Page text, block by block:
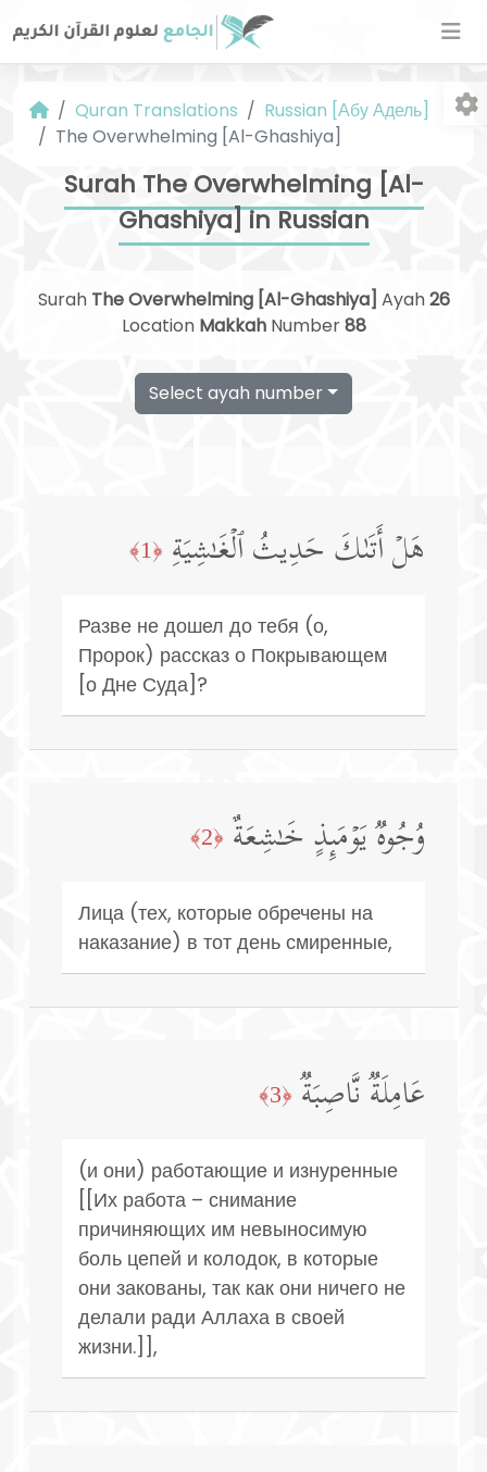
Quran Translations
Russian [Абу Адель]
The Overwhelming [Al-Ghashiya]
Surah The Overwhelming [Al-
Ghashiya] in Russian
Surah The Overwhelming [Al-Ghashiya] Ayah26
Location MakkahNumber88
Select ayah number
هَلۡ أَتَىٰكَ حَدِیثُ ٱلۡغَـٰشِیَةِ ﴿1﴾
Разве не дошел до тебя (о,
Пророк) рассказ о Покрывающем
[о Дне Суда]?
وُجُوهࣱ یَوۡمَىِٕذٍ خَـٰشِعَةٌ ﴿2﴾
Лица (тех, которые обречены на
наказание) в тот день смиренные,
عَامِلَةࣱ نَّاصِبَةࣱ ﴿3﴾
(и они) работающие и изнуренные
[[Их работа – снимание
причиняющих им невыносимую
боль цепей и колодок, в которые
они закованы, так как они ничего не
делали ради Аллаха в своей
жизни.]],